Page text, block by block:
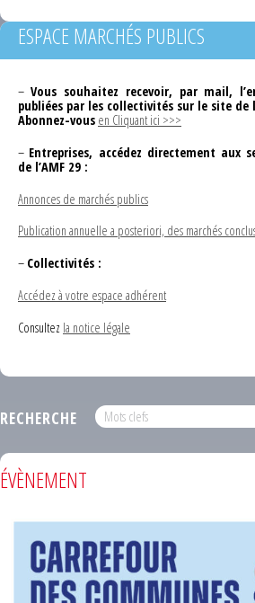
ESPACE MARCHÉS PUBLICS
– Vous souhaitez recevoir, par mail,
publiées par les collectivités sur le site de
Abonnez-vous en Cliquant ici >>>
– Entreprises, accédez directement aux
de l’AMF 29 :
Annonces de marchés publics
Publication annuelle a posteriori, des marchés
– Collectivités :
Accédez à votre espace adhérent
Consultez la notice légale
RECHERCHE
ÉVÈNEMENT